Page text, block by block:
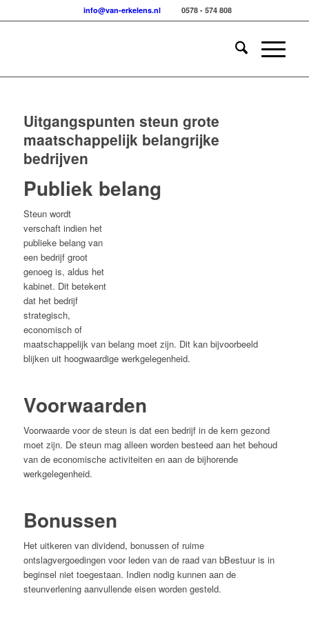
info@van-erkelens.nl 0578 - 574 808
Uitgangspunten steun grote
maatschappelijk belangrijke
bedrijven
Publiek belang
Steun wordt
verschaft indien het
publieke belang van
een bedrijf groot
genoeg is, aldus het
kabinet. Dit betekent
dat het bedrijf
strategisch,
economisch of
maatschappelijk van belang moet zijn. Dit kan bijvoorbeeld
blijken uit hoogwaardige werkgelegenheid.
Voorwaarden
Voorwaarde voor de steun is dat een bedrijf in de kern gezond
moet zijn. De steun mag alleen worden besteed aan het behoud
van de economische activiteiten en aan de bijhorende
werkgelegenheid.
Bonussen
Het uitkeren van dividend, bonussen of ruime
ontslagvergoedingen voor leden van de raad van bBestuur is in
beginsel niet toegestaan. Indien nodig kunnen aan de
steunverlening aanvullende eisen worden gesteld.